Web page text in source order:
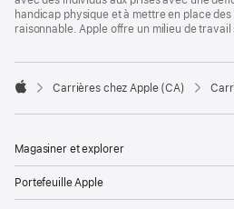
handicap physique et à mettre en place
raisonnable. Apple offre un milieu de travail

Carrières chez Apple (CA)
Magasiner et explorer
Portefeuille Apple